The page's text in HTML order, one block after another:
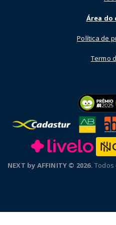
Área do
Política de
Termo
NEXT by AFFINITY © 2026.